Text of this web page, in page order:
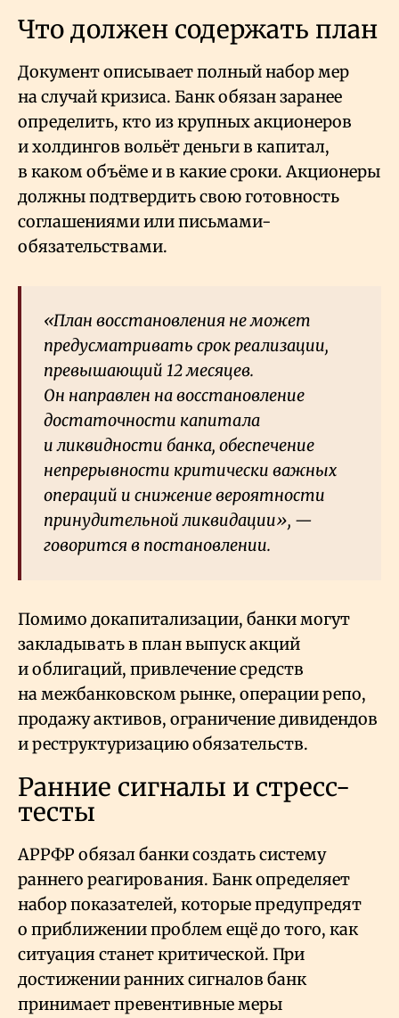
Что должен содержать план
Документ описывает полный набор мер
на случай кризиса. Банк обязан заранее
определить, кто из крупных акционеров
и холдингов вольёт деньги в капитал,
в каком объёме и в какие сроки. Акционеры
должны подтвердить свою готовность
соглашениями или письмами-
обязательствами.
«План восстановления не может
предусматривать срок реализации,
превышающий 12 месяцев.
Он направлен на восстановление
достаточности капитала
и ликвидности банка, обеспечение
непрерывности критически важных
операций и снижение вероятности
принудительной ликвидации», —
говорится в постановлении.
Помимо докапитализации, банки могут
закладывать в план выпуск акций
и облигаций, привлечение средств
на межбанковском рынке, операции репо,
продажу активов, ограничение дивидендов
и реструктуризацию обязательств.
Ранние сигналы и стресс-
тесты
АРРФР обязал банки создать систему
раннего реагирования. Банк определяет
набор показателей, которые предупредят
о приближении проблем ещё до того, как
ситуация станет критической. При
достижении ранних сигналов банк
принимает превентивные меры